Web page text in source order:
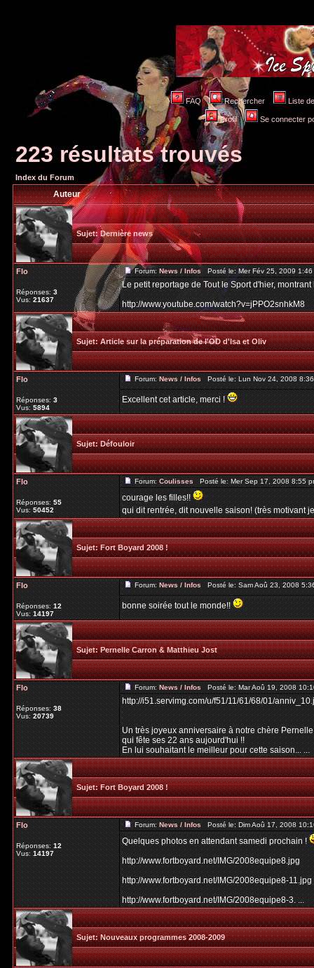
FAQ Rechercher Liste
Profil Se connecter
223 résultats trouvés
Index du Forum
Auteur
Sujet:Dernière news
Flo
Réponses:3
Vus:21637
Forum:News / InfosPosté le: Mer Fév 25, 2009
Le petit reportage de Tout le Sport d'hier,
http://www.youtube.com/watch?v=jPPO2snhkM8
Sujet:Article sur la préparation de l'OD d'Isa et Oliv
Flo
Réponses:3
Vus:5894
Forum:News / InfosPosté le: Lun Nov 24, 2008
Excellent cet article, merci !
Sujet:Défouloir
Flo
Réponses:55
Vus:50452
Forum:CoulissesPosté le: Mer Sep 17, 2008 8:55
courage les filles!!
qui dit rentrée, dit nouvelle saison! (très motivant
Sujet:Fort Boyard 2008 !
Flo
Réponses:12
Vus:14197
Forum:News / InfosPosté le: Sam Aoû 23, 2008
bonne soirée tout le monde!!
Sujet:Pernelle Carron & Matthieu Jost
Flo
Réponses:38
Vus:20739
Forum:News / InfosPosté le: Mar Aoû 19, 2008
http://i51.servimg.com/u/f51/11/61/68/01/
Un très joyeux anniversaire à notre chère
qui fête ses 22 ans aujourd'hui !!
En lui souhaitant le meilleur pour cette saison... ...
Sujet:Fort Boyard 2008 !
Flo
Réponses:12
Vus:14197
Forum:News / InfosPosté le: Dim Aoû 17, 2008
Quelques photos en attendant samedi prochain !
http://www.fortboyard.net/IMG/2008equipe8.jpg
http://www.fortboyard.net/IMG/2008equipe8-11.jpg
http://www.fortboyard.net/IMG/2008equipe8-3. ...
Sujet:Nouveaux programmes 2008-2009